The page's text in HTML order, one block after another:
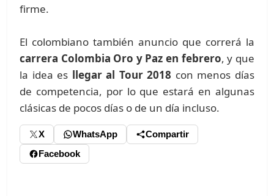
firme.
El colombiano también anuncio que correrá la
carrera Colombia Oro y Paz en febrero, y que
la idea es llegar al Tour 2018 con menos días
de competencia, por lo que estará en algunas
clásicas de pocos días o de un día incluso.
X WhatsApp
Compartir
Facebook